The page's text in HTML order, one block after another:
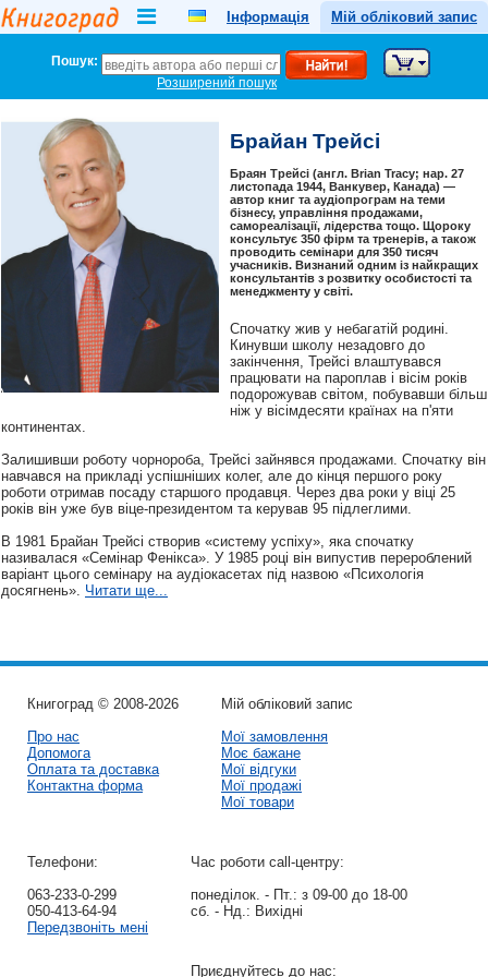
Інформація Мій обліковий запис
Пошук:
Розширений пошук
Брайан Трейсі
Браян Трейсі (англ. Brian Tracy; нар. 27
листопада 1944, Ванкувер, Канада) —
автор книг та аудіопрограм на теми
бізнесу, управління продажами,
самореалізації, лідерства тощо. Щороку
консультує 350 фірм та тренерів, а також
проводить семінари для 350 тисяч
учасників. Визнаний одним із найкращих
консультантів з розвитку особистості та
менеджменту у світі.
Спочатку жив у небагатій родині.
Кинувши школу незадовго до
закінчення, Трейсі влаштувався
працювати на пароплав і вісім років
подорожував світом, побувавши більш
ніж у вісімдесяти країнах на п'яти
континентах.
Залишивши роботу чорнороба, Трейсі зайнявся продажами. Спочатку він
навчався на прикладі успішніших колег, але до кінця першого року
роботи отримав посаду старшого продавця. Через два роки у віці 25
років він уже був віце-президентом та керував 95 підлеглими.
В 1981 Брайан Трейсі створив «систему успіху», яка спочатку
називалася «Семінар Фенікса». У 1985 році він випустив перероблений
варіант цього семінару на аудіокасетах під назвою «Психологія
досягнень». Читати ще...
Книгоград © 2008-2026
Про нас
Допомога
Оплата та доставка
Контактна форма
Мій обліковий запис
Мої замовлення
Моє бажане
Мої відгуки
Мої продажі
Мої товари
Телефони:
063-233-0-299
050-413-64-94
Передзвоніть мені
Час роботи call-центру:
понеділок. - Пт.: з 09-00 до 18-00
сб. - Нд.: Вихідні
Приєднуйтесь до нас: